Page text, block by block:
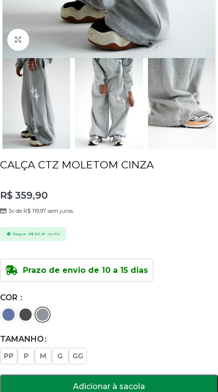
Clique para ampliar
CALÇA CTZ MOLETOM CINZA
R$ 359,90
3x de R$ 119,97 sem juros
Pague R$341,91 no Pix
Prazo de envio de 10 a 15 dias
COR
TAMANHO
PP P M G GG
Adicionar à sacola